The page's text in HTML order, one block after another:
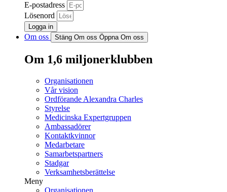
E-postadress
Lösenord
Logga in
Om oss Stäng Om oss Öppna Om oss
Om 1,6 miljonerklubben
Organisationen
Vår vision
Ordförande Alexandra Charles
Styrelse
Medicinska Expertgruppen
Ambassadörer
Kontaktkvinnor
Medarbetare
Samarbetspartners
Stadgar
Verksamhetsberättelse
Meny
Organisationen